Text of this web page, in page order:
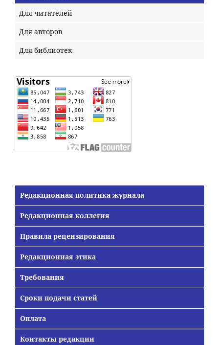
Для читателей
Для авторов
Для библиотек
Редакционная политика журнала
Редакционная коллегия
Правила рецензирования
Редакционная этика
Требования
Сроки подачи статей
Оплата
Контакты редакции